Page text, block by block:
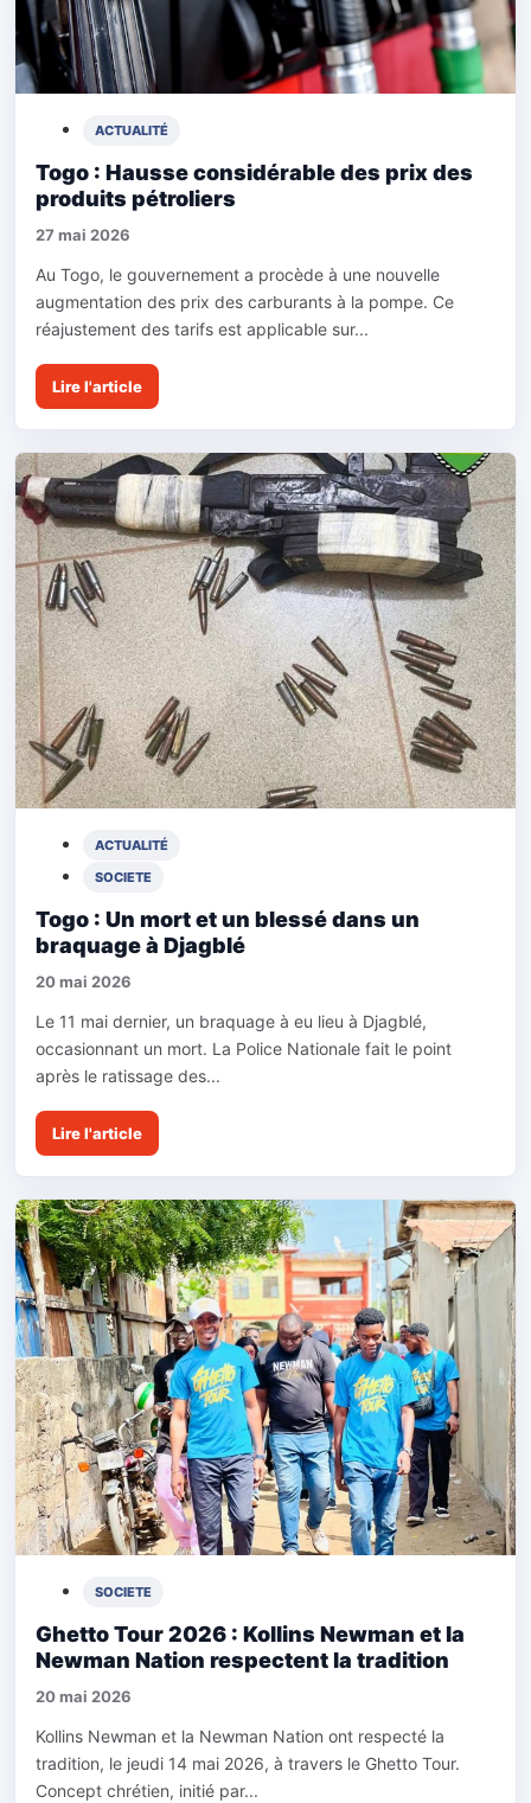
ACTUALITÉ
Togo : Hausse considérable des prix des
produits pétroliers
27 mai 2026
Au Togo, le gouvernement a procède à une nouvelle
augmentation des prix des carburants à la pompe. Ce
réajustement des tarifs est applicable sur...
Lire l'article
ACTUALITÉ
SOCIETE
Togo : Un mort et un blessé dans un
braquage à Djagblé
20 mai 2026
Le 11 mai dernier, un braquage à eu lieu à Djagblé,
occasionnant un mort. La Police Nationale fait le point
après le ratissage des...
Lire l'article
SOCIETE
Ghetto Tour 2026 : Kollins Newman et la
Newman Nation respectent la tradition
20 mai 2026
Kollins Newman et la Newman Nation ont respecté la
tradition, le jeudi 14 mai 2026, à travers le Ghetto Tour.
Concept chrétien, initié par...